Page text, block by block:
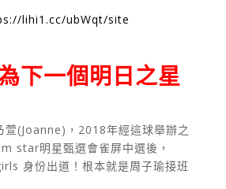
lihi1.cc/ubWqt/site
下一個明日之星
萱(Joanne)，2018年經這球舉辦之
star明星甄選會雀屏中選後，
身份出道！根本就是周子瑜接班